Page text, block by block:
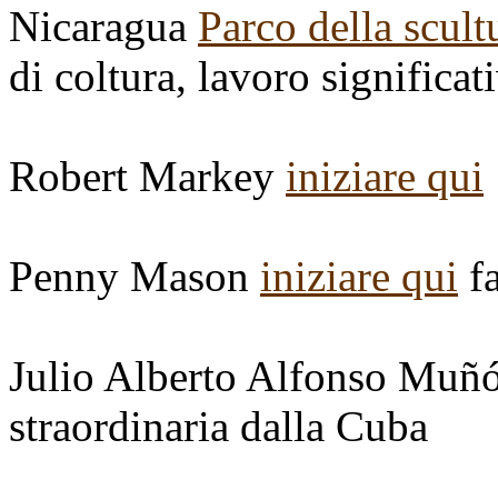
Nicaragua Parco della
di coltura, lavoro
Robert Markey iniziare qui
Penny Mason iniziare qui
Julio Alberto Alfonso
straordinaria dalla Cuba